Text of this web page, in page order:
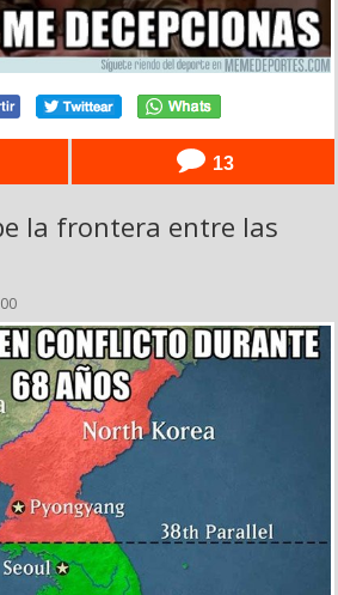
13
la frontera entre las